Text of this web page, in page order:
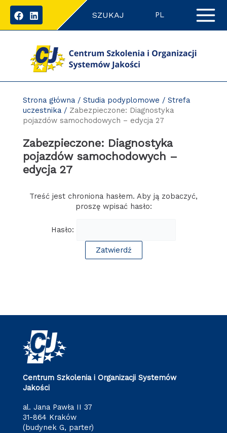
Przejdź
zawartości
SZUKAJ PL
Strona główna/ Studia podyplomowe / Strefa
uczestnika/ Zabezpieczone: Diagnostyka
pojazdów samochodowych – edycja 27
Zabezpieczone: Diagnostyka
pojazdów samochodowych –
edycja 27
Treść jest chroniona hasłem. Aby ją zobaczyć,
proszę wpisać hasło:
Hasło:
Centrum Szkolenia i Organizacji Systemów
Jakości
al. Jana Pawła II 37
31-864 Kraków
(budynek G, parter)